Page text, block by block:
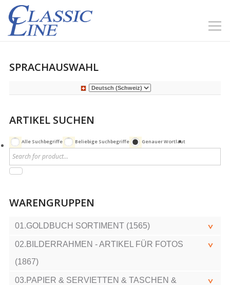
SPRACHAUSWAHL
ARTIKEL SUCHEN
Alle Suchbegriffe Beliebige Suchbegriffe Genauer Wortlaut
WARENGRUPPEN
01.GOLDBUCH SORTIMENT (1565)
02.BILDERRAHMEN - ARTIKEL FÜR FOTOS
(1867)
03.PAPIER & SERVIETTEN & TASCHEN &